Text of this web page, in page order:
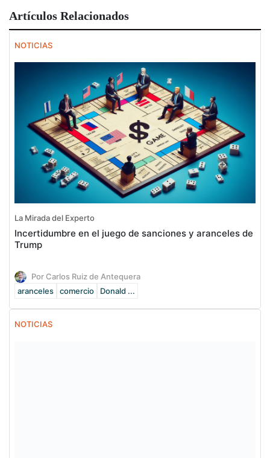
Artículos Relacionados
NOTICIAS
La Mirada del Experto
Incertidumbre en el juego de sanciones y aranceles de
Trump
Por Carlos Ruiz de Antequera
aranceles
comercio Donald ...
NOTICIAS